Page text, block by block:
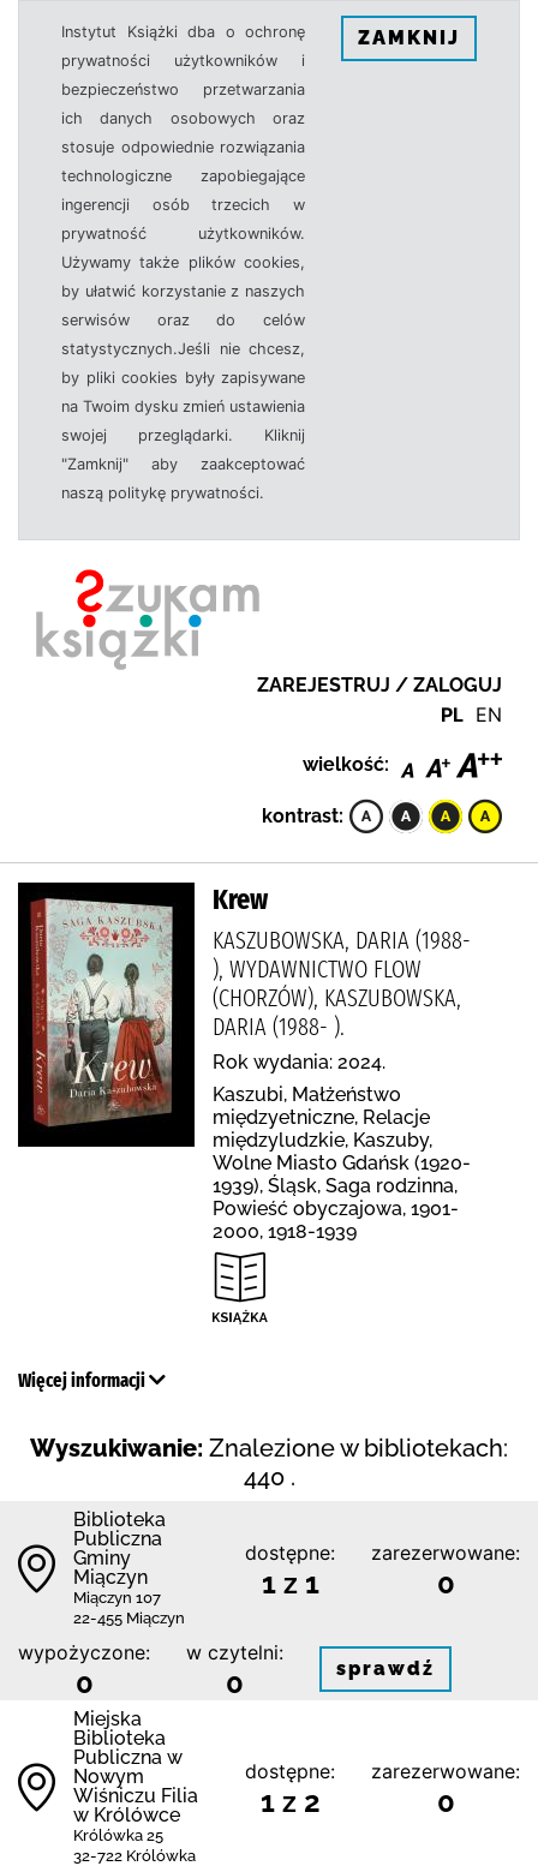
Instytut Książki dba o ochronę
prywatności użytkowników i
bezpieczeństwo przetwarzania
ich danych osobowych oraz
stosuje odpowiednie rozwiązania
technologiczne zapobiegające
ingerencji osób trzecich w
prywatność użytkowników.
Używamy także plików cookies,
by ułatwić korzystanie z naszych
serwisów oraz do celów
statystycznych.Jeśli nie chcesz,
by pliki cookies były zapisywane
na Twoim dysku zmień ustawienia
swojej przeglądarki. Kliknij
"Zamknij" aby zaakceptować
naszą politykę prywatności.
ZAMKNIJ
ZAREJESTRUJ / ZALOGUJ
PL EN
wielkość:
kontrast:
Krew
KASZUBOWSKA, DARIA (1988-
), WYDAWNICTWO FLOW
(CHORZÓW), KASZUBOWSKA,
DARIA (1988- ).
Rok wydania: 2024.
Kaszubi, Małżeństwo
międzyetniczne, Relacje
międzyludzkie, Kaszuby,
Wolne Miasto Gdańsk (1920-
1939), Śląsk, Saga rodzinna,
Powieść obyczajowa, 1901-
2000, 1918-1939
Więcej informacji
Wyszukiwanie: Znalezione w bibliotekach:
440 .
Biblioteka
Publiczna
Gminy
Miączyn
Miączyn 107
22-455 Miączyn
dostępne:
1 z 1
zarezerwowane:
0
wypożyczone:
0
w czytelni:
0 sprawdź
Miejska
Biblioteka
Publiczna w
Nowym
Wiśniczu Filia
w Królówce
Królówka 25
32-722 Królówka
dostępne:
1 z 2
zarezerwowane:
0